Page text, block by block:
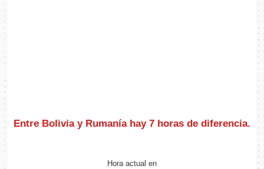
Entre Bolivia y Rumanía hay 7 horas de diferencia.
Hora actual en